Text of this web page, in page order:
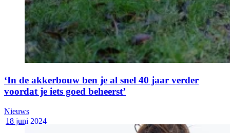
‘In de akkerbouw ben je al snel 40 jaar verder
voordat je iets goed beheerst’
18 juni 2024
Nieuws